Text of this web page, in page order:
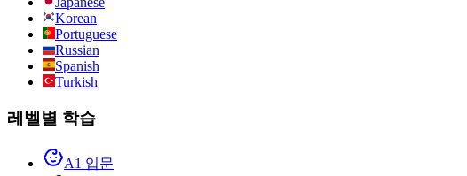
Korean
Portuguese
Russian
Spanish
Turkish
레벨별 학습
A1 입문